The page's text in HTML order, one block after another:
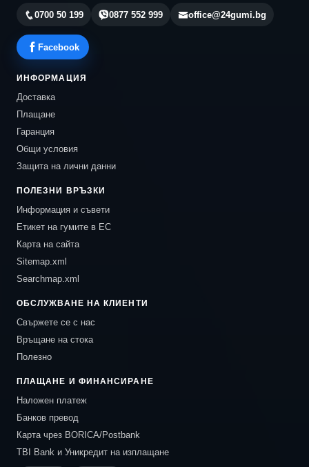
0700 50 199 0877 552 999 office@24gumi.bg
Facebook
ИНФОРМАЦИЯ
Доставка
Плащане
Гаранция
Общи условия
Защита на лични данни
ПОЛЕЗНИ ВРЪЗКИ
Информация и съвети
Етикет на гумите в ЕС
Карта на сайта
Sitemap.xml
Searchmap.xml
ОБСЛУЖВАНЕ НА КЛИЕНТИ
Свържете се с нас
Връщане на стока
Полезно
ПЛАЩАНЕ И ФИНАНСИРАНЕ
Наложен платеж
Банков превод
Карта чрез BORICA/Postbank
TBI Bank и Уникредит на изплащане